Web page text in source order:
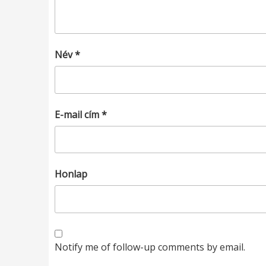
Név*
E-mail cím*
Honlap
Notify me of follow-up comments by email.